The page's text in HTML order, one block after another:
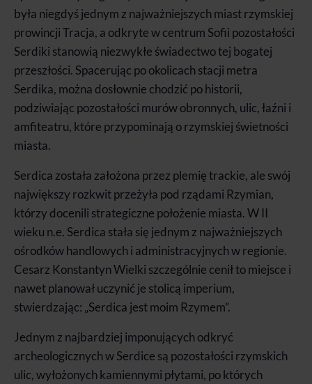
była niegdyś jednym z najważniejszych miast rzymskiej
prowincji Tracja, a odkryte w centrum Sofii pozostałości
Serdiki stanowią niezwykłe świadectwo tej bogatej
przeszłości. Spacerując po okolicach stacji metra
Serdika, można dosłownie chodzić po historii,
podziwiając pozostałości murów obronnych, ulic, łaźni i
amfiteatru, które przypominają o rzymskiej świetności
miasta.
Serdica została założona przez plemię trackie, ale swój
największy rozkwit przeżyła pod rządami Rzymian,
którzy docenili strategiczne położenie miasta. W II
wieku n.e. Serdica stała się jednym z najważniejszych
ośrodków handlowych i administracyjnych w regionie.
Cesarz Konstantyn Wielki szczególnie cenił to miejsce i
nawet planował uczynić je stolicą imperium,
stwierdzając: „Serdica jest moim Rzymem”.
Jednym z najbardziej imponujących odkryć
archeologicznych w Serdice są pozostałości rzymskich
ulic, wyłożonych kamiennymi płytami, po których